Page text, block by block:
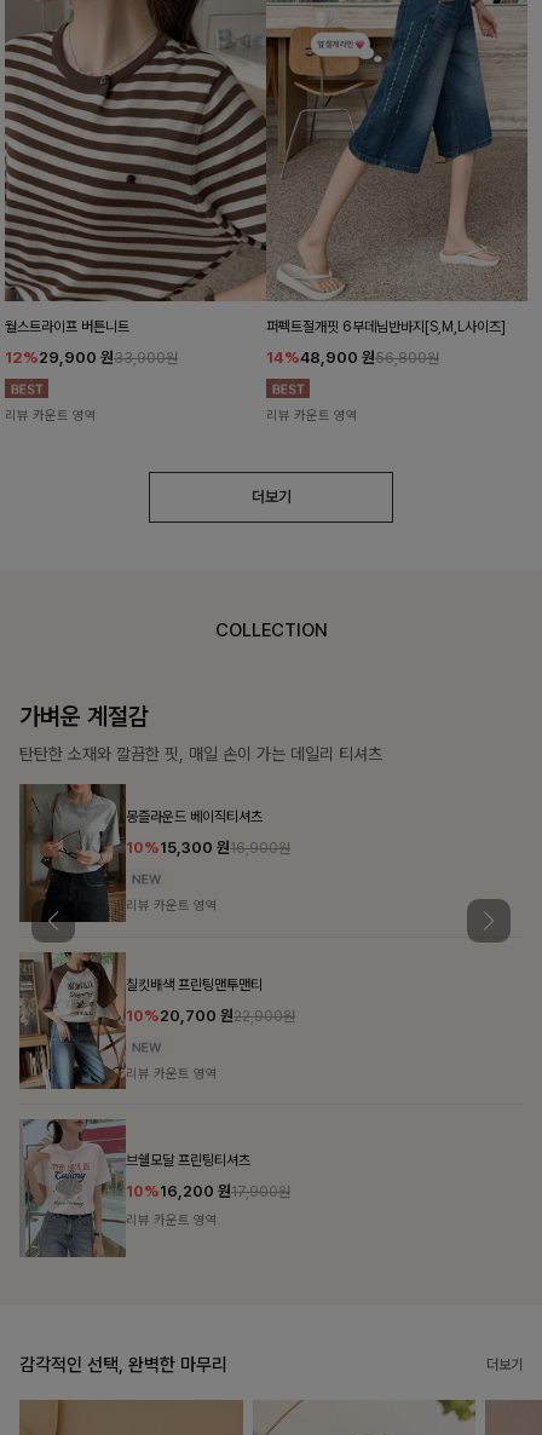
월스트라이프 버튼니트
12%29,900 원33,900원
리뷰 카운트 영역
퍼펙트절개핏 6부데님반바지[S,M,L사이즈]
14%48,900 원56,800원
리뷰 카운트 영역
더보기
COLLECTION
가장 쉬운 코디
특별한 날부터 일상까지 함께하는 룩
57,600
밴스트라이프 스트링원피스
25%35,100 원46,800원
리뷰 카운트 영역
감각적인 선택, 완벽한 마무리 더보기